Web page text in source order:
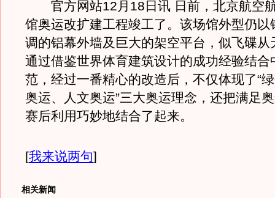
官方网站12月18日讯 日前，北京航空
馆奥运改扩建工程竣工了。该场馆外型仍以
调的铝幕外墙及巨大的架空平台，似飞碟从
通过借鉴世界体育建筑设计的成功经验结合
范，经过一番精心的改造后，不仅体现了“
奥运、人文奥运”三大奥运理念，还把满足
赛后利用巧妙地结合了起来。
[我来说两句]
相关新闻